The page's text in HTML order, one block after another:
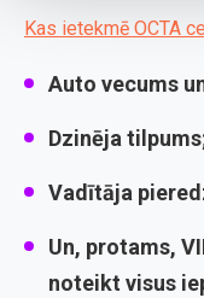
Kas ietekmē OCTA
Auto vecums
Dzinēja
Vadītāja
Un, protams,
noteikt visus